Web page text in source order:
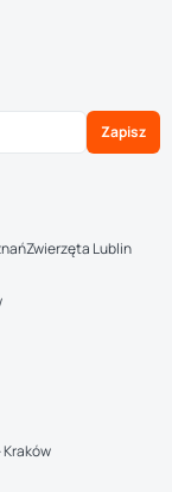
Zapisz
Zwierzęta Lublin
Kraków